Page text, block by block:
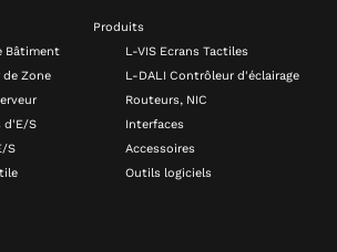
Bâtiment
de Zone
d'E/S
S
Produits
L-VIS Ecrans Tactiles
L-DALI Contrôleur d'éclairage
Routeurs, NIC
Interfaces
Accessoires
Outils logiciels